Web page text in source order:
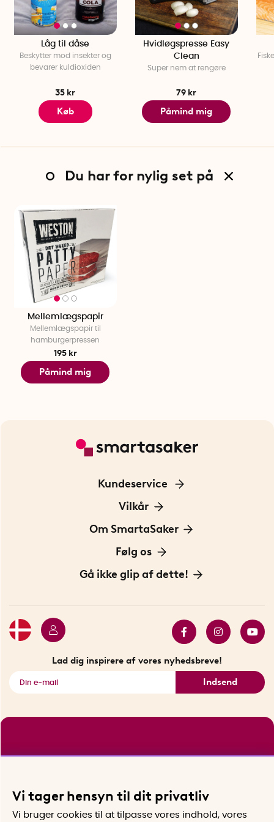
Låg til dåse
Beskytter mod insekter og
bevarer kuldioxiden
35 kr
Køb
Hvidløgspresse Easy
Clean
Super nem at rengøre
79 kr
Påmind mig
Du har for nylig set på
Mellemlægspapir
Mellemlægspapir til
hamburgerpressen
195 kr
Påmind mig
Kundeservice
Kontakt os
Vilkår
Information om cookies
Privatlivspolitik
Om SmartaSaker
Om os
Vores historie
Følg os
Opfindere
Gå ikke glip af dette!
Se alle smarte produkter
Lad dig inspirere af vores nyhedsbreve!
Indsend
Vi tager hensyn til dit privatliv
Vi bruger cookies til at tilpasse vores indhold, vores